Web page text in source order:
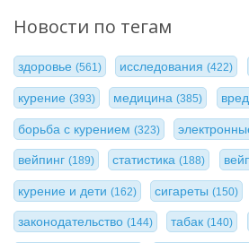
Новости по тегам
здоровье (561) исследования(422)
курение (393) медицина(385)
борьба с курением (323)
вейпинг (189) статистика(188)
курение и дети (162) сигареты(150)
законодательство (144) табак(140)